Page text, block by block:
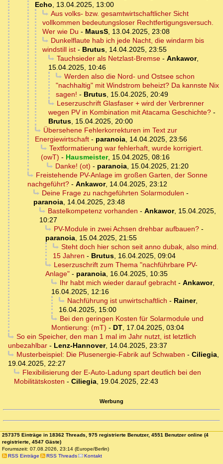
Echo, 13.04.2025, 13:00
Aus volks- bzw. gesamtwirtschaftlicher Sicht
vollkommen bedeutungsloser Rechtfertigungsversuch.
Wer wie Du - MausS, 13.04.2025, 23:08
Dunkelflaute hab ich jede Nacht, die windarm bis
windstill ist - Brutus, 14.04.2025, 23:55
Tauchsieder als Netzlast-Bremse- Ankawor,
15.04.2025, 10:46
Werden also die Nord- und Ostsee schon
"nachhaltig" mit Windstrom beheizt? Da kannste Nix
sagen! - Brutus, 15.04.2025, 20:49
Leserzuschrift Glasfaser + wird der Verbrenner
wegen PV in Kombination mit Atacama Geschichte? -
Brutus, 15.04.2025, 20:00
Übersehene Fehlerkorrekturen im Text zur
Energiewirtschaft - paranoia, 14.04.2025, 23:56
Textformatierung war fehlerhaft, wurde korrigiert.
(owT) - Hausmeister, 15.04.2025, 08:16
Danke! (ot) - paranoia, 15.04.2025, 21:20
Freistehende PV-Anlage im großen Garten, der Sonne
nachgeführt? - Ankawor, 14.04.2025, 23:12
Deine Frage zu nachgeführten Solarmodulen -
paranoia, 14.04.2025, 23:48
Bastelkompetenz vorhanden - Ankawor, 15.04.2025,
10:27
PV-Module in zwei Achsen drehbar aufbauen?-
paranoia, 15.04.2025, 21:55
Steht doch hier schon seit anno dubak, also mind.
15 Jahren - Brutus, 16.04.2025, 09:04
Leserzuschrift zum Thema "nachführbare PV-
Anlage" - paranoia, 16.04.2025, 10:35
Ihr habt mich wieder darauf gebracht- Ankawor,
16.04.2025, 12:16
Nachführung ist unwirtschaftlich - Rainer,
16.04.2025, 15:00
Bei den geringen Kosten für Solarmodule und
Montierung: (mT) - DT, 17.04.2025, 03:04
So ein Speicher, den man 1 mal im Jahr nutzt, ist letztlich
unbezahlbar - Lenz-Hannover, 14.04.2025, 23:37
Musterbeispiel: Die Plusenergie-Fabrik auf Schwaben - Ciliegia,
19.04.2025, 22:27
Flexibilisierung der E-Auto-Ladung spart deutlich bei den
Mobilitätskosten - Ciliegia, 19.04.2025, 22:43
Werbung
257375 Einträge in 18362 Threads, 975 registrierte Benutzer, 4551 Benutzer online (4
registrierte, 4547 Gäste)
Forumszeit: 07.08.2026, 23:14 (Europe/Berlin)
RSS Einträge
RSS Threads Kontakt